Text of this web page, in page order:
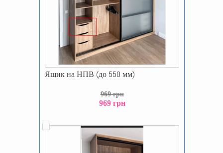
Ящик на НПВ (до 550 мм)
969 грн
969 грн